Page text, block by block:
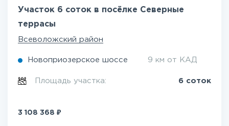
Участок 6 соток в посёлке Северные
террасы
Всеволожский район
Новоприозерское шоссе 9 км от КАД
Площадь участка: 6 соток
3 108 368 ₽